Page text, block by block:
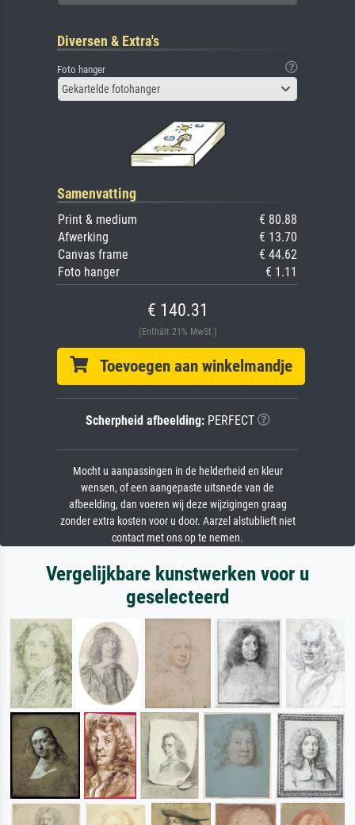
Diversen & Extra's
Foto hanger
Gekartelde fotohanger
Samenvatting
Print & medium
€ 80.88
Afwerking
€ 13.70
Canvas frame
€ 44.62
Foto hanger
€ 1.11
€ 140.31
(Enthält 21% MwSt.)
Toevoegen aan winkelmandje
Scherpheid afbeelding:PERFECT
Mocht u aanpassingen in de helderheid en kleur
wensen, of een aangepaste uitsnede van de
afbeelding, dan voeren wij deze wijzigingen graag
zonder extra kosten voor u door. Aarzel alstublieft niet
contact met ons op te nemen.
Vergelijkbare kunstwerken voor u
geselecteerd